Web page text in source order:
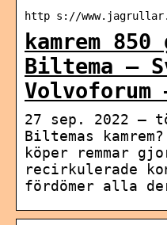
http s://
kamrem
Biltema –
27 sep. 2022 —
Biltemas
köper remmar
recirkulerade
fördömer alla